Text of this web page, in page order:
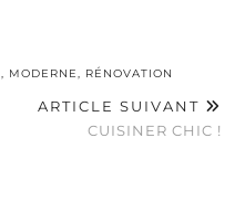
MODERNE RÉNOVATION
ARTICLE SUIVANT
CUISINER CHIC !